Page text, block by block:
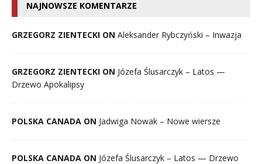
NAJNOWSZE KOMENTARZE
GRZEGORZ ZIENTECKI ON Aleksander Rybczyński – Inwazja
GRZEGORZ ZIENTECKI ON Józefa Ślusarczyk – Latos —
Drzewo Apokalipsy
POLSKA CANADA ON Jadwiga Nowak – Nowe wiersze
POLSKA CANADA ON Józefa Ślusarczyk – Latos — Drzewo